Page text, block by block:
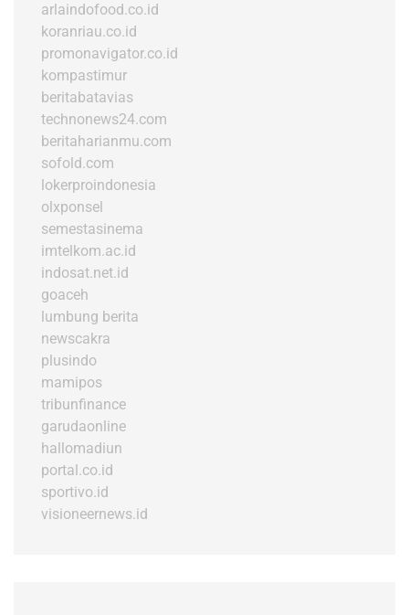
arlaindofood.co.id
koranriau.co.id
promonavigator.co.id
kompastimur
beritabatavias
technonews24.com
beritaharianmu.com
sofold.com
lokerproindonesia
olxponsel
semestasinema
imtelkom.ac.id
indosat.net.id
goaceh
lumbung berita
newscakra
plusindo
mamipos
tribunfinance
garudaonline
hallomadiun
portal.co.id
sportivo.id
visioneernews.id